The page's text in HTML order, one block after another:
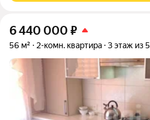
6 440 000 ₽
56 м² 2-комн. квартира 3 этаж из 5